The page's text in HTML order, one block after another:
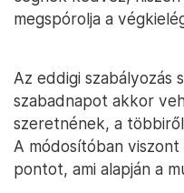
megspórolja a
Az eddigi szabályozás
szabadnapot akkor
szeretnének, a
A módosítóban
pontot, ami alapján a